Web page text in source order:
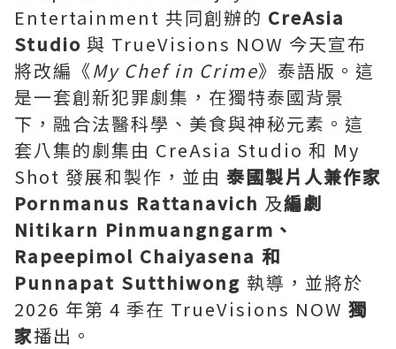
Entertainment 共同創辦的 CreAsia
Studio 與 TrueVisions NOW 今天宣布
將改編《My Chef in Crime》泰語版。這
是一套創新犯罪劇集，在獨特泰國背景
下，融合法醫科學、美食與神秘元素。這
套八集的劇集由 CreAsia Studio 和 My
Shot 發展和製作，並由 泰國製片人兼作家
Pornmanus Rattanavich 及編劇
Nitikarn Pinmuangngarm、
Rapeepimol Chaiyasena 和
Punnapat Sutthiwong 執導，並將於
2026 年第 4 季在 TrueVisions NOW 獨
家播出。